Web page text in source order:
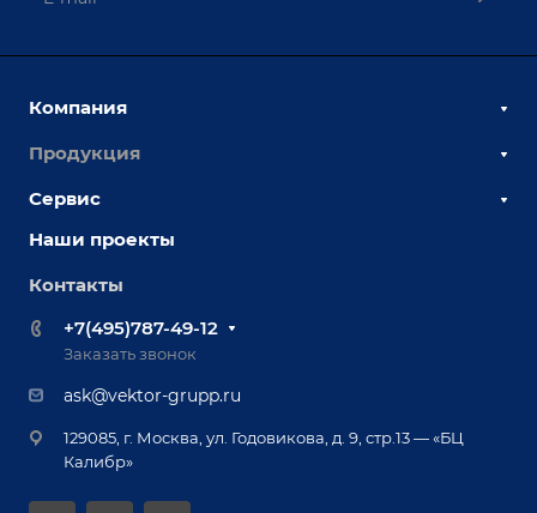
Компания
О компании
Выставки и мероприятия
Вопрос ответ
Реквизиты
Документы
Продукция
Сборочно-сварочные столы
Оснастка для сварочных столов
Оборудование для приварки крепежа
Приварной крепеж
Специализированные решения для сварки
Позиционеры и вращатели
Сервис
Сервисное обслуживание
Обучение
Лизинг
Гарантия
автоматизации
Наши проекты
Контакты
+7(495)787-49-12
Заказать звонок
ask@vektor-grupp.ru
129085, г. Москва, ул. Годовикова, д. 9, стр.13 — «БЦ
Калибр»